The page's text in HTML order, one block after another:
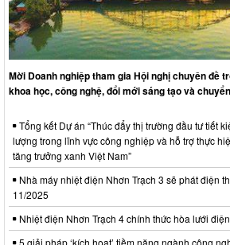
Mời Doanh nghiệp tham gia Hội nghị chuyên đề
khoa học, công nghệ, đổi mới sáng tạo và
Tổng kết Dự án “Thúc đẩy thị trường đầu tư tiết
lượng trong lĩnh vực công nghiệp và hỗ trợ thực
tăng trưởng xanh Việt Nam”
Nhà máy nhiệt điện Nhơn Trạch 3 sẽ phát điện
11/2025
Nhiệt điện Nhơn Trạch 4 chính thức hòa lưới